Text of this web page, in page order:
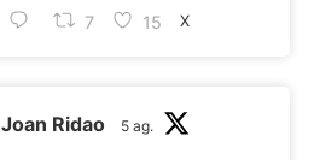
7 15 X
Joan Ridao 5 ag.